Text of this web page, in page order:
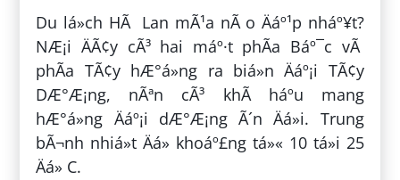
Du lá»ch HÃ Lan mÃ¹a nÃ o Äáº¹p nháº¥t?
NÆ¡i ÄÃ¢y cÃ³ hai máº·t phÃ­a Báº¯c vÃ
phÃ­a TÃ¢y hÆ°á»ng ra biá»n Äáº¡i TÃ¢y
DÆ°Æ¡ng, nÃªn cÃ³ khÃ­ háº­u mang
hÆ°á»ng Äáº¡i dÆ°Æ¡ng Ã´n Äá»i. Trung
bÃ¬nh nhiá»t Äá» khoáº£ng tá»« 10 tá»i 25
Äá» C.